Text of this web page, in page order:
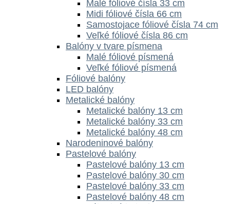
Malé fóliové čísla 33 cm
Midi fóliové čísla 66 cm
Samostojace fóliové čísla 74 cm
Veľké fóliové čísla 86 cm
Balóny v tvare písmena
Malé fóliové písmená
Veľké fóliové písmená
Fóliové balóny
LED balóny
Metalické balóny
Metalické balóny 13 cm
Metalické balóny 33 cm
Metalické balóny 48 cm
Narodeninové balóny
Pastelové balóny
Pastelové balóny 13 cm
Pastelové balóny 30 cm
Pastelové balóny 33 cm
Pastelové balóny 48 cm